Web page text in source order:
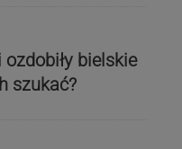
bielskie
szukać?